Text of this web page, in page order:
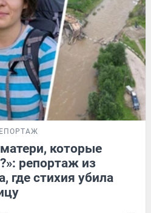
которые
репортаж из
где стихия убила